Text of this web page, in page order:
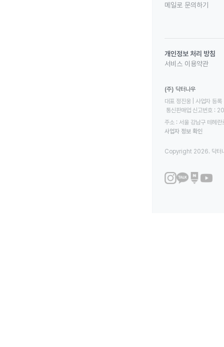
메일로 문의하기
개인정보 처리 방침
서비스 이용약관
(주) 닥터나우
대표 정진웅 | 사업자
통신판매업 신고번호
주소 : 서울 강남구 테헤
사업자 정보 확인
Copyright 2026. 닥터